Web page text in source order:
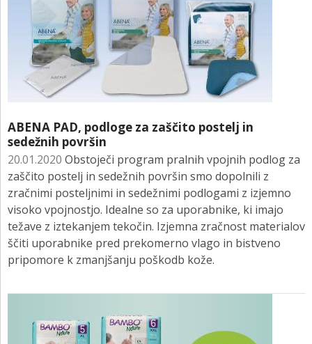
ABENA PAD, podloge za zaščito postelj in
sedežnih površin
20.01.2020 Obstoječi program pralnih vpojnih podlog za
zaščito postelj in sedežnih površin smo dopolnili z
zračnimi posteljnimi in sedežnimi podlogami z izjemno
visoko vpojnostjo. Idealne so za uporabnike, ki imajo
težave z iztekanjem tekočin. Izjemna zračnost materialov
ščiti uporabnike pred prekomerno vlago in bistveno
pripomore k zmanjšanju poškodb kože.